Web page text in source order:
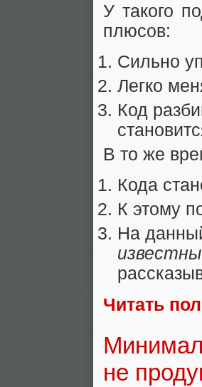
У такого
плюсов:
Сильно
Легко
Код
В то же
Кода
К этому
На
Читать
не